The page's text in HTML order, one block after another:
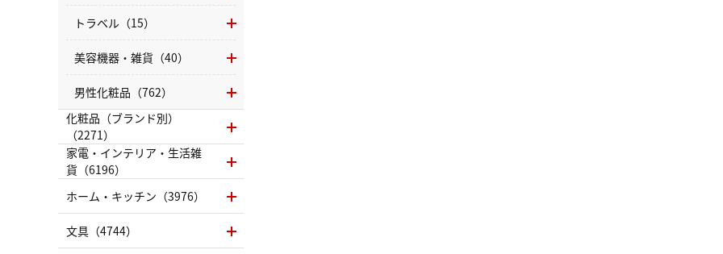
トラベル（15）
美容機器・雑貨（40）
男性化粧品（762）
化粧品（ブランド別）
（2271）
家電・インテリア・生活雑
貨（6196）
ホーム・キッチン（3976）
文具（4744）